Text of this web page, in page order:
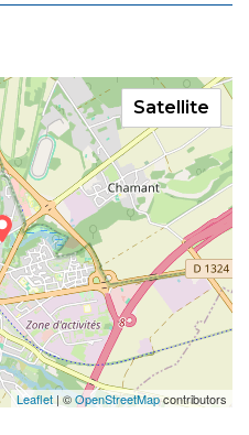
Leaflet | ©OpenStreetMapcontributors
Satellite